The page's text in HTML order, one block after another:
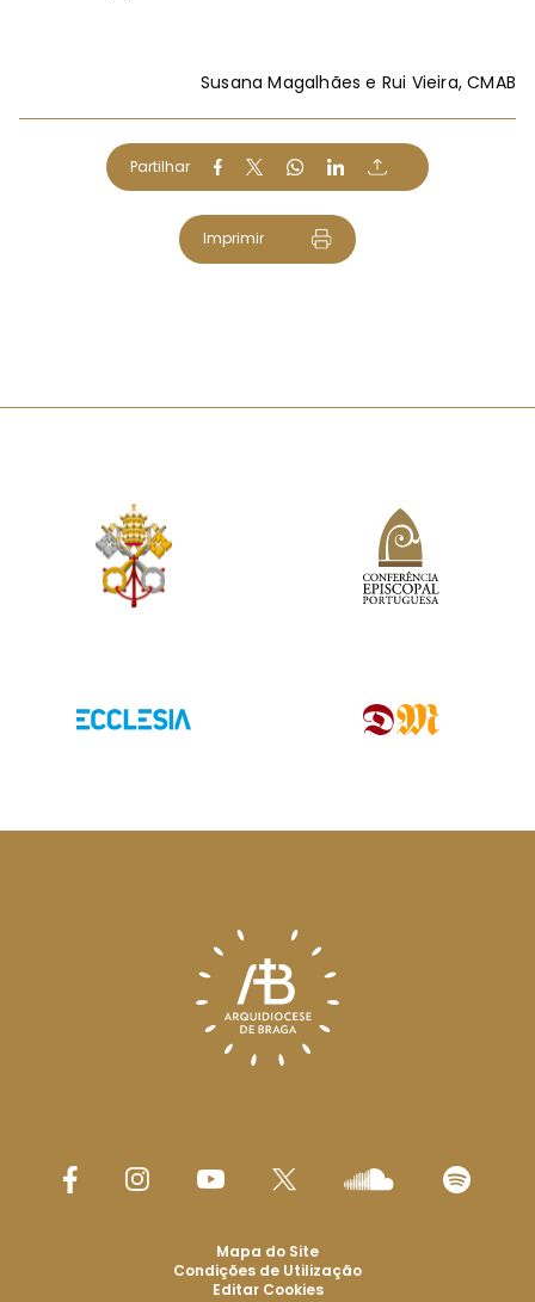
Susana Magalhães e Rui Vieira, CMAB
Partilhar
Imprimir
Mapa do Site
Condições de Utilização
Editar Cookies